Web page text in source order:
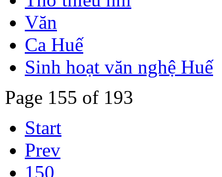
Văn
Ca Huế
Sinh hoạt văn nghệ Huế
Page 155 of 193
Start
Prev
150